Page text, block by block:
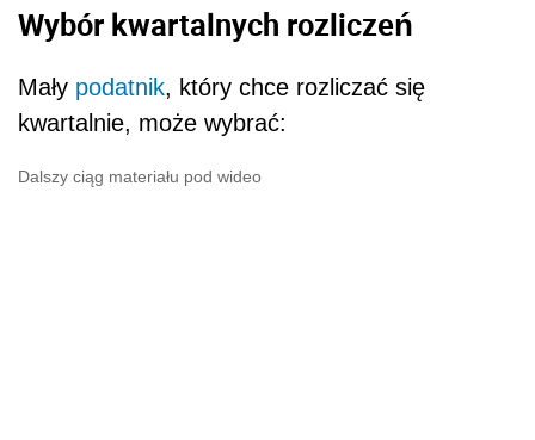
Wybór kwartalnych rozliczeń
Mały podatnik, który chce rozliczać się
kwartalnie, może wybrać:
Dalszy ciąg materiału pod wideo